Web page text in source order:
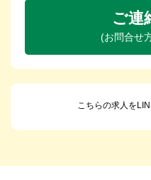
ご連
(お問合せ
こちらの求人を